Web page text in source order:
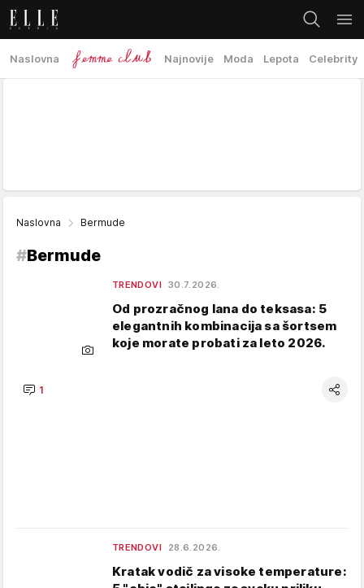
Naslovna Najnovije Moda Lepota Celebrity
Naslovna Bermude
#Bermude
TRENDOVI 30.7.2026.
Od prozračnog lana do teksasa: 5
elegantnih kombinacija sa šortsem
koje morate probati za leto 2026.
1
TRENDOVI 28.6.2026.
Kratak vodič za visoke temperature: